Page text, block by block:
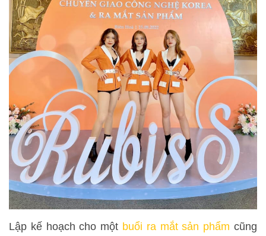
Lập kế hoạch cho một buổi ra mắt sản phẩm cũng